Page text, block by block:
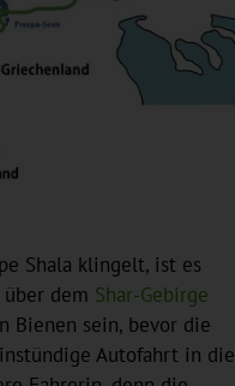
Shala klingelt, ist es
dem Shar-Gebirge
Bienen sein, bevor die
Autofahrt in die